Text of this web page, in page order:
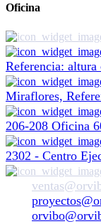
Oficina
Referencia: altura
Miraflores,
206-208 Oficina
2302 - Centro